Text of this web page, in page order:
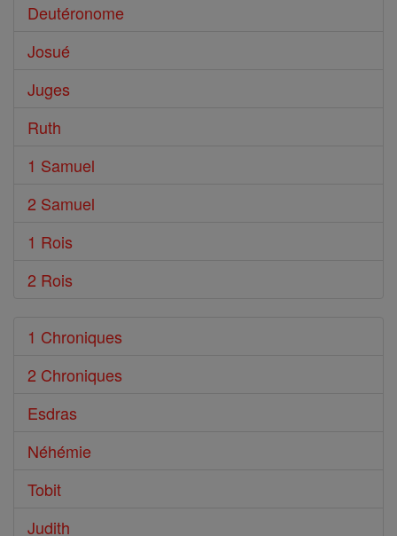
Deutéronome
Josué
Juges
Ruth
1 Samuel
2 Samuel
1 Rois
2 Rois
1 Chroniques
2 Chroniques
Esdras
Néhémie
Tobit
Judith